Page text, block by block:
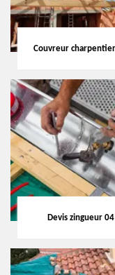
Couvreur
Devis zingueur 04